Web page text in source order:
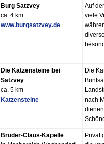
Burg Satzvey
ca. 4 km
www.burgsatzvey.de
Auf
viele
Die Katzensteine bei
Satzvey
ca. 5 km
Katzensteine
Die
nach
Bruder-Claus-Kapelle
Privat